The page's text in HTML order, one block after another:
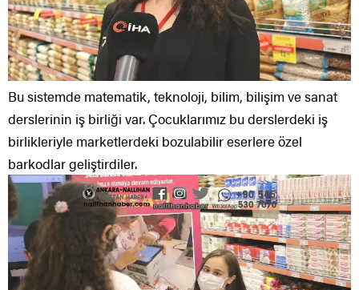
Bu sistemde matematik, teknoloji, bilim, bilişim ve sanat
derslerinin iş birliği var. Çocuklarımız bu derslerdeki iş
birlikleriyle marketlerdeki bozulabilir eserlere özel
barkodlar geliştirdiler.